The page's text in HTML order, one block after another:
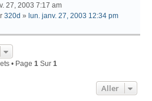
27, 2003 7:17 am
320d » lun. janv. 27, 2003 12:34 pm
• Page 1Sur 1
Aller